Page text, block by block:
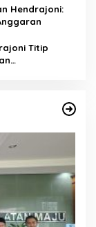
Hendrajoni:
Titip